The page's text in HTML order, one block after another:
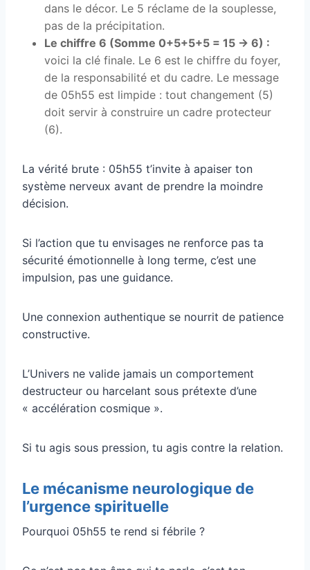
dans le décor. Le 5 réclame de la souplesse,
pas de la précipitation.
Le chiffre 6 (Somme 0+5+5+5 = 15 → 6) :
voici la clé finale. Le 6 est le chiffre du foyer,
de la responsabilité et du cadre. Le message
de 05h55 est limpide : tout changement (5)
doit servir à construire un cadre protecteur
(6).
La vérité brute : 05h55 t’invite à apaiser ton
système nerveux avant de prendre la moindre
décision.
Si l’action que tu envisages ne renforce pas ta
sécurité émotionnelle à long terme, c’est une
impulsion, pas une guidance.
Une connexion authentique se nourrit de patience
constructive.
L’Univers ne valide jamais un comportement
destructeur ou harcelant sous prétexte d’une
« accélération cosmique ».
Si tu agis sous pression, tu agis contre la relation.
Le mécanisme neurologique de
l’urgence spirituelle
Pourquoi 05h55 te rend si fébrile ?